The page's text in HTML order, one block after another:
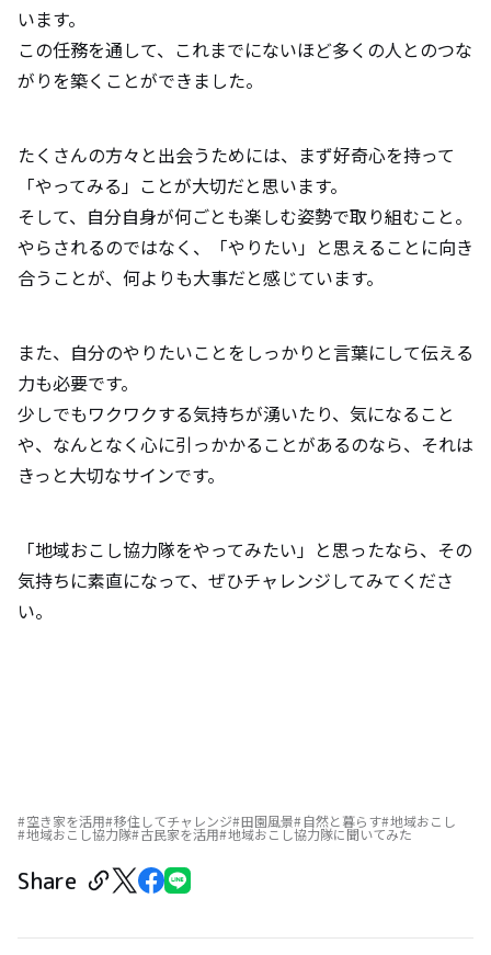
います。
この任務を通して、これまでにないほど多くの人とのつな
がりを築くことができました。
たくさんの方々と出会うためには、まず好奇心を持って
「やってみる」ことが大切だと思います。
そして、自分自身が何ごとも楽しむ姿勢で取り組むこと。
やらされるのではなく、「やりたい」と思えることに向き
合うことが、何よりも大事だと感じています。
また、自分のやりたいことをしっかりと言葉にして伝える
力も必要です。
少しでもワクワクする気持ちが湧いたり、気になること
や、なんとなく心に引っかかることがあるのなら、それは
きっと大切なサインです。
「地域おこし協力隊をやってみたい」と思ったなら、その
気持ちに素直になって、ぜひチャレンジしてみてくださ
い。
空き家を活用 移住してチャレンジ 田園風景 自然と暮らす 地域おこし
地域おこし協力隊 古民家を活用 地域おこし協力隊に聞いてみた
Share